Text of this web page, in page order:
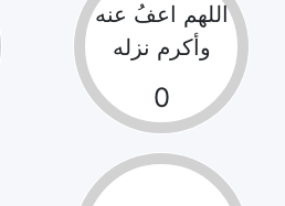
اللهم اعفُ عنه
وأكرم نزله
0